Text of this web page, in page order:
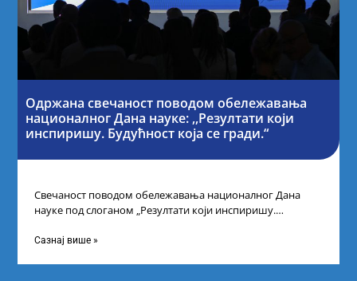
Одржана свечаност поводом обележавања
националног Дана науке: ,,Резултати који
инспиришу. Будућност која се гради.“
Свечаност поводом обележавања националног Дана
науке под слоганом „Резултати који инспиришу.
Министарства
Сазнај више »